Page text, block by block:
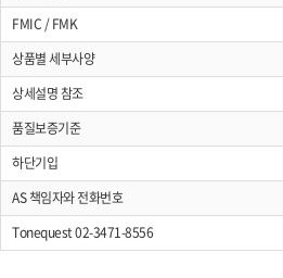
FMIC / FMK
상품별 세부사양
상세설명 참조
품질보증기준
하단기입
AS 책임자와 전화번호
Tonequest 02-3471-8556